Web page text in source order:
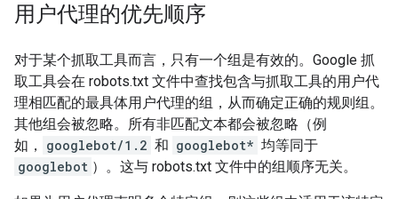
用户代理的优先顺序
对于某个抓取工具而言，只有一个组是有效的。Google 抓
取工具会在 robots.txt 文件中查找包含与抓取工具的用户代
理相匹配的最具体用户代理的组，从而确定正确的规则组。
其他组会被忽略。所有非匹配文本都会被忽略（例
如，
googlebot/1.2 和 googlebot* 均等同于
googlebot ）。这与 robots.txt 文件中的组顺序无关。